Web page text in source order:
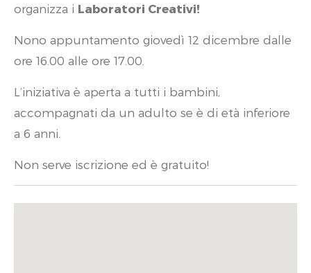
organizza i Laboratori Creativi!
Nono appuntamento giovedì 12 dicembre dalle
ore 16.00 alle ore 17.00.
L’iniziativa è aperta a tutti i bambini,
accompagnati da un adulto se è di età inferiore
a 6 anni.
Non serve iscrizione ed è gratuito!